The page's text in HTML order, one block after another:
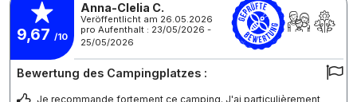
9,67 /10
Anna-Clelia C.
Veröffentlicht am 26.05.2026
pro Aufenthalt : 23/05/2026 -
25/05/2026
Bewertung des Campingplatzes :
Je recommande fortement ce camping. J'ai particulièrement